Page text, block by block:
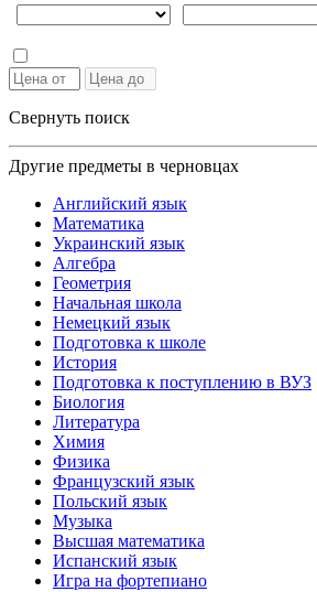
Свернуть поиск
Другие предметы в черновцах
Английский язык
Математика
Украинский язык
Алгебра
Геометрия
Начальная школа
Немецкий язык
Подготовка к школе
История
Подготовка к поступлению в ВУЗ
Биология
Литература
Химия
Физика
Французский язык
Польский язык
Музыка
Высшая математика
Испанский язык
Игра на фортепиано